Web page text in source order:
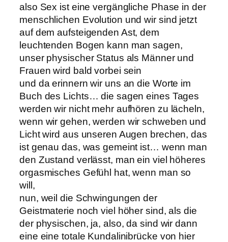
also Sex ist eine vergängliche Phase in der
menschlichen Evolution und wir sind jetzt
auf dem aufsteigenden Ast, dem
leuchtenden Bogen kann man sagen,
unser physischer Status als Männer und
Frauen wird bald vorbei sein
und da erinnern wir uns an die Worte im
Buch des Lichts… die sagen eines Tages
werden wir nicht mehr aufhören zu lächeln,
wenn wir gehen, werden wir schweben und
Licht wird aus unseren Augen brechen, das
ist genau das, was gemeint ist… wenn man
den Zustand verlässt, man ein viel höheres
orgasmisches Gefühl hat, wenn man so
will,
nun, weil die Schwingungen der
Geistmaterie noch viel höher sind, als die
der physischen, ja, also, da sind wir dann
eine eine totale Kundalinibrücke von hier